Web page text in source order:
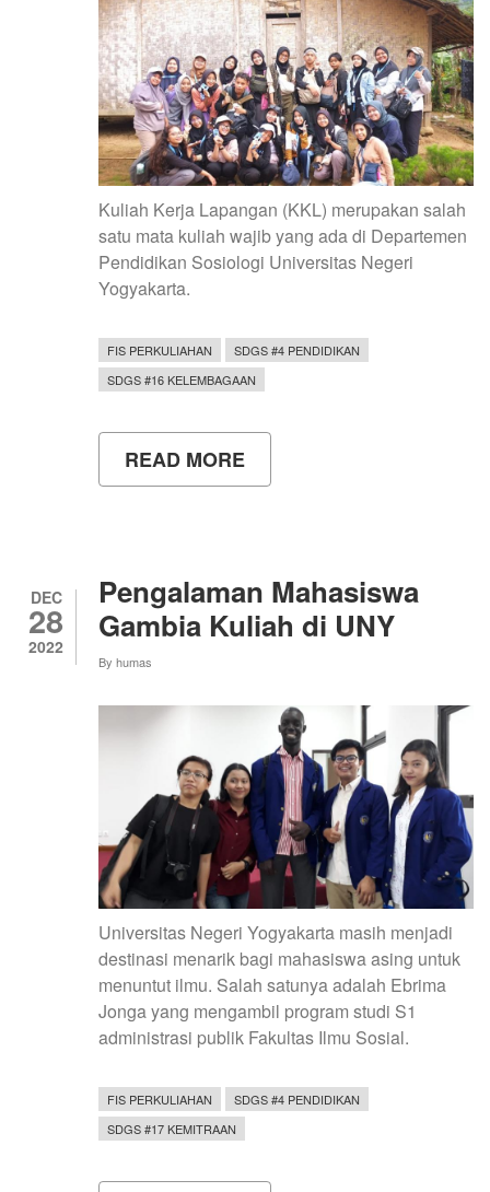
Kuliah Kerja Lapangan (KKL) merupakan salah
satu mata kuliah wajib yang ada di Departemen
Pendidikan Sosiologi Universitas Negeri
Yogyakarta.
FIS PERKULIAHAN
SDGS #4 PENDIDIKAN
SDGS #16 KELEMBAGAAN
READ MORE
MAHASISWA
LAPANGAN
DI
SUKU
BADUY
DEC
28
2022
Pengalaman Mahasiswa
Gambia Kuliah di UNY
By humas
Universitas Negeri Yogyakarta masih menjadi
destinasi menarik bagi mahasiswa asing untuk
menuntut ilmu. Salah satunya adalah Ebrima
Jonga yang mengambil program studi S1
administrasi publik Fakultas Ilmu Sosial.
FIS PERKULIAHAN
SDGS #4 PENDIDIKAN
SDGS #17 KEMITRAAN